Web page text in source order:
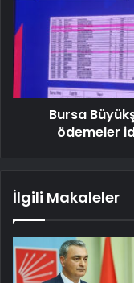
Bursa
ödemeler
İlgili Makaleler